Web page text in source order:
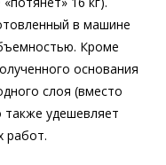
в машине
Кроме
основания
слоя (вместо
также удешевляет
работ.